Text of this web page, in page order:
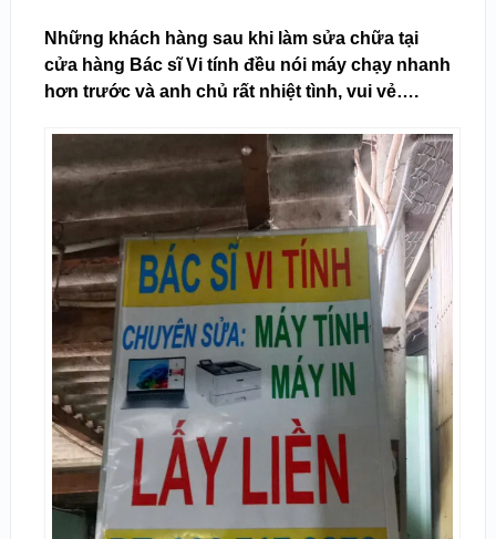
Những khách hàng sau khi làm sửa chữa tại
cửa hàng Bác sĩ Vi tính đều nói máy chạy nhanh
hơn trước và anh chủ rất nhiệt tình, vui vẻ….